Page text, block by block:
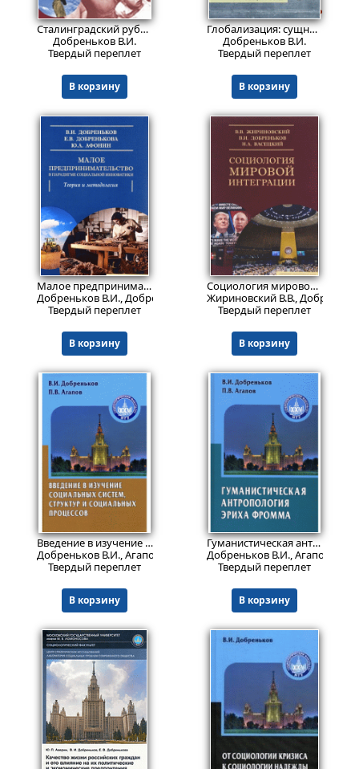
734₽
Сталинградский рубеж: история и современность
Добреньков В.И.
Твердый переплет
В корзину
Пред.заказ! 1699₽
Глобализация: сущность, проявления и социальные последствия
Добреньков В.И.
Твердый переплет
В корзину
551₽
Малое предпринимательство в парадигме социальной инноватики. Теория и методология
Добреньков В.И., Добренькова Е.В., Афонин Ю.А.
Твердый переплет
В корзину
Пред.заказ!
Социология мировой интеграции
Жириновский В.В.,
Твердый переплет
В корзину
Пред.заказ!
Введение в изучение социальных систем, структур и социальных процессов
Добреньков В.И., Агапов П.В.
Твердый переплет
В корзину
Гуманистическая антропология Эриха Фромма
Добреньков В.И., Агапов П.В.
Твердый переплет
В корзину